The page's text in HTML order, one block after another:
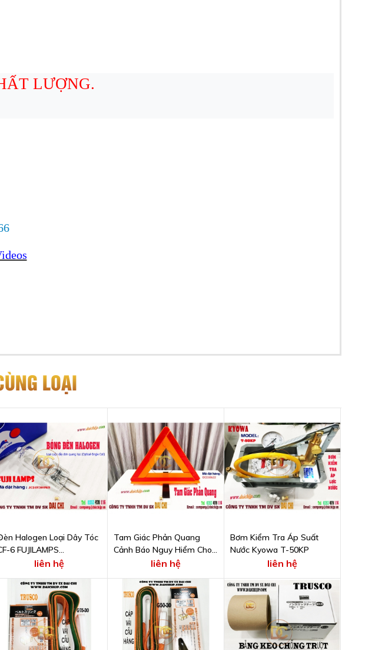
LƯỢNG.
LOẠI
Halogen Loại Dây Tóc
6 FUJILAMPS
JC24V300WSliên hệ
Tam Giác Phản Quang
Cảnh Báo Nguy Hiểm Cho
Xe Ô tô Và Xe Máy
liên hệ
Bơm Kiểm Tra Áp Suất
Nước Kyowa T-50KP
liên hệ